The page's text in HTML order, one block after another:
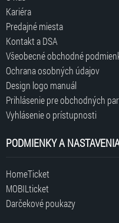
Kariéra
Predajné miesta
Kontakt a DSA
Všeobecné obchodné
Ochrana osobných údajov
Design logo manuál
Prihlásenie pre obchodných
Vyhlásenie o prístupnosti
PODMIENKY A
HomeTicket
MOBILticket
Darčekové poukazy